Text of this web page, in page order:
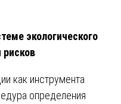
экологического
как инструмента
определения